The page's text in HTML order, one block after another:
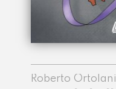
Roberto Ortolani